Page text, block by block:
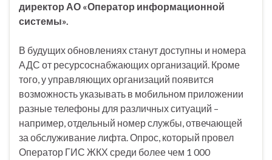
директор АО «Оператор информационной
системы».
В будущих обновлениях станут доступны и номера
АДС от ресурсоснабжающих организаций. Кроме
того, у управляющих организаций появится
возможность указывать в мобильном приложении
разные телефоны для различных ситуаций –
например, отдельный номер службы, отвечающей
за обслуживание лифта. Опрос, который провел
Оператор ГИС ЖКХ среди более чем 1 000